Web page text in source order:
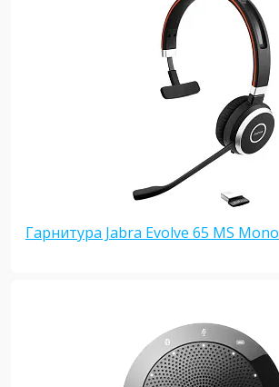
Гарнитура Jabra Evolve 65 MS Mono